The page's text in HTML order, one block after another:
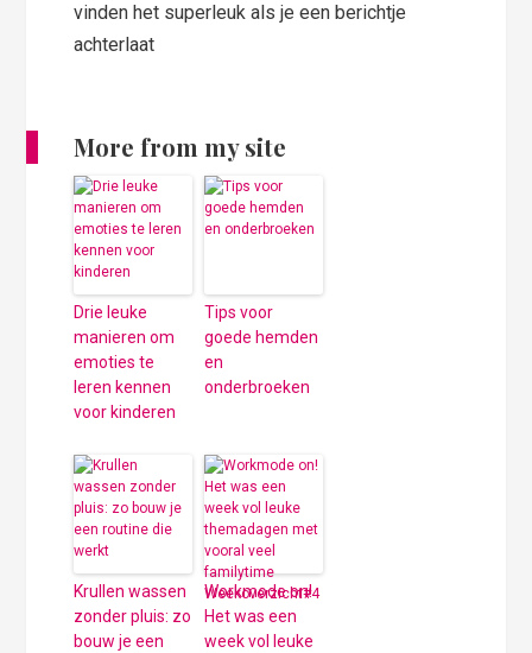
vinden het superleuk als je een berichtje
achterlaat
More from my site
Drie leuke
manieren om
emoties te
leren kennen
voor kinderen
Tips voor
goede hemden
en
onderbroeken
Krullen wassen
zonder pluis: zo
bouw je een
Workmode on!
Het was een
week vol leuke